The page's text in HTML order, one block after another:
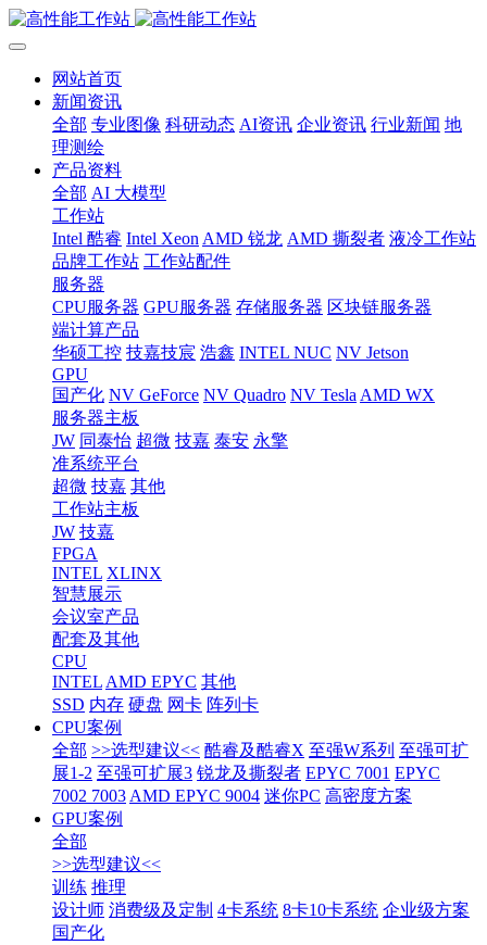
网站首页
新闻资讯
全部 专业图像 科研动态 AI资讯 企业资讯 行业新闻 地
理测绘
产品资料
全部 AI 大模型
工作站
Intel 酷睿 Intel Xeon AMD 锐龙 AMD 撕裂者 液冷工作站
品牌工作站 工作站配件
服务器
CPU服务器 GPU服务器 存储服务器 区块链服务器
端计算产品
华硕工控 技嘉技宸 浩鑫 INTEL NUC NV Jetson
GPU
国产化 NV GeForce NV Quadro NV Tesla AMD WX
服务器主板
JW 同泰怡 超微 技嘉 泰安 永擎
准系统平台
超微 技嘉 其他
工作站主板
JW 技嘉
FPGA
INTEL XLINX
智慧展示
会议室产品
配套及其他
CPU
INTEL AMD EPYC 其他
SSD 内存 硬盘 网卡 阵列卡
CPU案例
全部 >>选型建议<< 酷睿及酷睿X 至强W系列 至强可扩
展1-2 至强可扩展3 锐龙及撕裂者 EPYC 7001 EPYC
7002 7003 AMD EPYC 9004 迷你PC 高密度方案
GPU案例
全部
>>选型建议<<
训练 推理
设计师 消费级及定制 4卡系统 8卡10卡系统 企业级方案
国产化